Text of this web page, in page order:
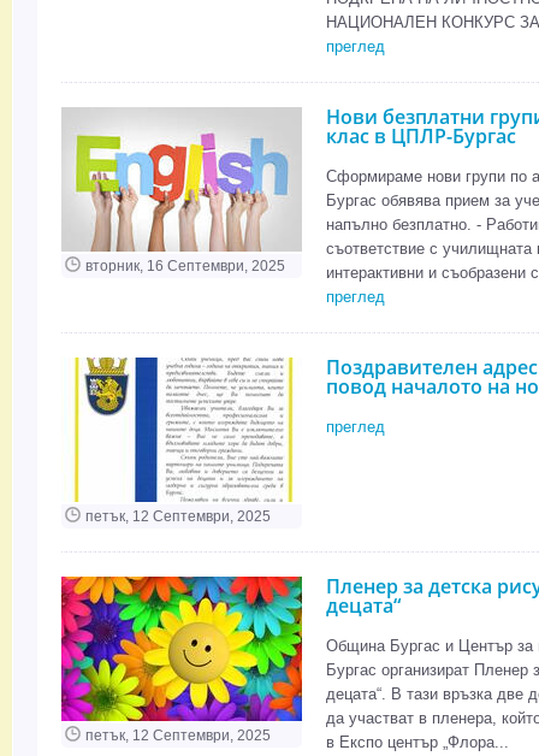
НАЦИОНАЛЕН КОНКУРС
преглед
вторник, 16 Септември, 2025
Нови безплатни
клас в ЦПЛР-Бургас
Сформираме нови групи по
Бургас обявява прием за
напълно безплатно. -
съответствие с
интерактивни и съобразени
преглед
петък, 12 Септември, 2025
Поздравителен
повод началото на
преглед
петък, 12 Септември, 2025
Пленер за детска
децата“
Община Бургас и Център за
Бургас организират Пленер
децата“. В тази връзка две
да участват в пленера,
в Експо център „Флора...